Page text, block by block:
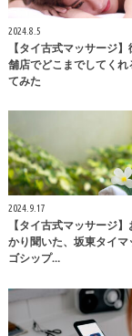
2024.8.5
【タイ古式マッサージ
舗店でどこまでしてくれ
てみた
2024.9.17
【タイ古式マッサージ
かり聞いた、坂東タイマ
ゴシップ…